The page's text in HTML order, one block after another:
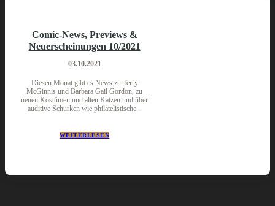
Comic-News, Previews &
Neuerscheinungen 10/2021
03.10.2021
Diesen Monat gibt es News zu Terry
McGinnis und Barbara Gail Gordon, zu
neuen Kostümen und alten Katzen und über
auditive Schurken wie philatelistische...
WEITERLESEN